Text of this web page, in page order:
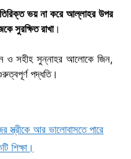
ভয় না করে আল্লাহর উপর
সুরক্ষিত রাখা।
সহীহ সুন্নাহর আলোকে জিন,
পদ্ধতি।
আর ভালোবাসতে পারে
শিক্ষা।